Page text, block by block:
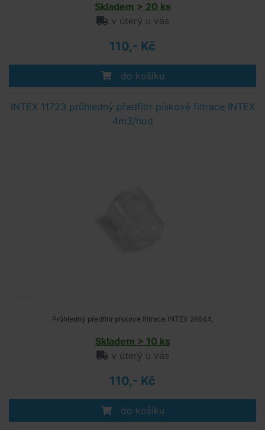
Skladem > 20 ks
v úterý u vás
110,- Kč
do košíku
INTEX 11723 průhledný předfiltr pískové filtrace INTEX
4m3/hod
Průhledný předfiltr pískové filtrace INTEX 26644.
Skladem > 10 ks
v úterý u vás
110,- Kč
do košíku